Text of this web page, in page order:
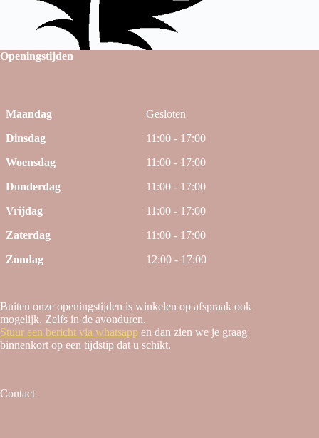
Openingstijden
Maandag
Gesloten
Dinsdag
11:00 - 17:00
Woensdag
11:00 - 17:00
Donderdag
11:00 - 17:00
Vrijdag
11:00 - 17:00
Zaterdag
11:00 - 17:00
Zondag
12:00 - 17:00
Buiten onze openingstijden is winkelen op afspraak ook
mogelijk. Zelfs in de avonduren.
Stuur een bericht via whatsapp en dan zien we je graag
binnenkort op een tijdstip dat u schikt.
Contact